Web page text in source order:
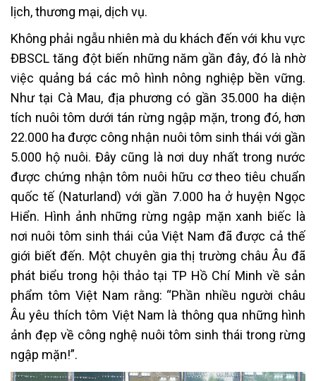
lịch, thương mại, dịch vụ.
Không phải ngẫu nhiên mà du khách đến với khu vực
ĐBSCL tăng đột biến những năm gần đây, đó là nhờ
việc quảng bá các mô hình nông nghiệp bền vững.
Như tại Cà Mau, địa phương có gần 35.000 ha diện
tích nuôi tôm dưới tán rừng ngập mặn, trong đó, hơn
22.000 ha được công nhận nuôi tôm sinh thái với gần
5.000 hộ nuôi. Đây cũng là nơi duy nhất trong nước
được chứng nhận tôm nuôi hữu cơ theo tiêu chuẩn
quốc tế (Naturland) với gần 7.000 ha ở huyện Ngọc
Hiển. Hình ảnh những rừng ngập mặn xanh biếc là
nơi nuôi tôm sinh thái của Việt Nam đã được cả thế
giới biết đến. Một chuyên gia thị trường châu Âu đã
phát biểu trong hội thảo tại TP Hồ Chí Minh về sản
phẩm tôm Việt Nam rằng: “Phần nhiều người châu
Âu yêu thích tôm Việt Nam là thông qua những hình
ảnh đẹp về công nghệ nuôi tôm sinh thái trong rừng
ngập mặn!”.